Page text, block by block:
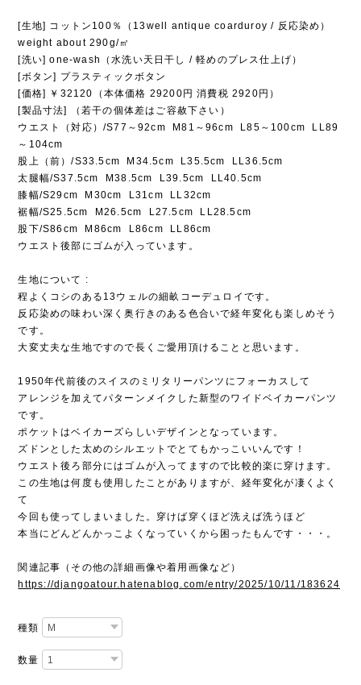
[生地] コットン100％（13well antique coarduroy / 反応染め）
weight about 290g/㎡
[洗い] one-wash（水洗い天日干し / 軽めのプレス仕上げ）
[ボタン] プラスティックボタン
[価格] ￥32120（本体価格 29200円 消費税 2920円）
[製品寸法] （若干の個体差はご容赦下さい）
ウエスト（対応）/S77～92cm M81～96cm L85～100cm LL89
～104cm
股上（前）/S33.5cm M34.5cm L35.5cm LL36.5cm
太腿幅/S37.5cm M38.5cm L39.5cm LL40.5cm
膝幅/S29cm M30cm L31cm LL32cm
裾幅/S25.5cm M26.5cm L27.5cm LL28.5cm
股下/S86cm M86cm L86cm LL86cm
ウエスト後部にゴムが入っています。
生地について :
程よくコシのある13ウェルの細畝コーデュロイです。
反応染めの味わい深く奥行きのある色合いで経年変化も楽しめそう
です。
大変丈夫な生地ですので長くご愛用頂けることと思います。
1950年代前後のスイスのミリタリーパンツにフォーカスして
アレンジを加えてパターンメイクした新型のワイドベイカーパンツ
です。
ポケットはベイカーズらしいデザインとなっています。
ズドンとした太めのシルエットでとてもかっこいいんです！
ウエスト後ろ部分にはゴムが入ってますので比較的楽に穿けます。
この生地は何度も使用したことがありますが、経年変化が凄くよく
て
今回も使ってしまいました。穿けば穿くほど洗えば洗うほど
本当にどんどんかっこよくなっていくから困ったもんです・・・。
関連記事（その他の詳細画像や着用画像など）
https://djangoatour.hatenablog.com/entry/2025/10/11/183624
種類
数量